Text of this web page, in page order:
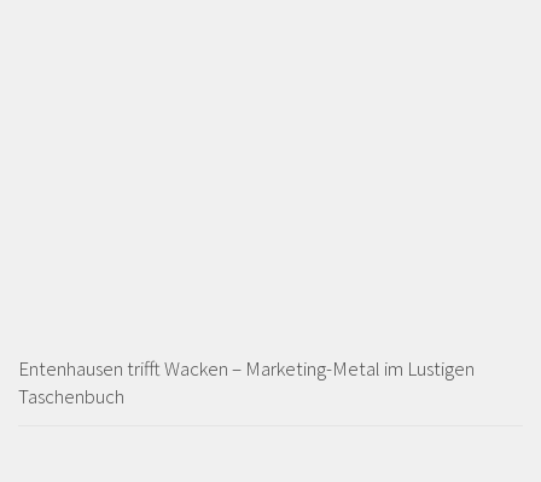
Entenhausen trifft Wacken – Marketing-Metal im Lustigen
Taschenbuch